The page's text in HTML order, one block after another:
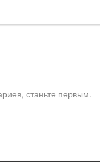
станьте первым.